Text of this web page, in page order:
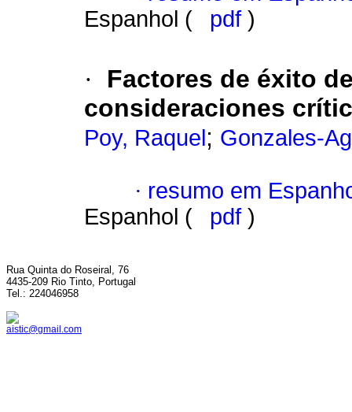
Espanhol (
pdf )
·
Factores de éxito
consideraciones
Poy, Raquel ; Gonzales-
· resumo em
Espanhol (
pdf )
Rua Quinta do Roseiral, 76
4435-209 Rio Tinto, Portugal
Tel.: 224046958
aistic@gmail.com